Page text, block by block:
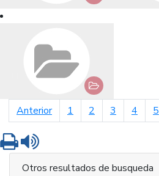
Anteriorpágina anterior
1 2 3 4 5
Imprimir
Otros resultados de busqueda